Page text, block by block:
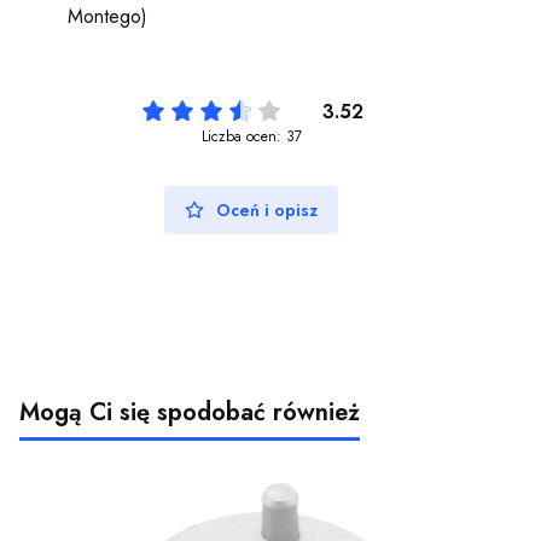
Montego)
3.52
Liczba ocen: 37
Oceń i opisz
Mogą Ci się spodobać również